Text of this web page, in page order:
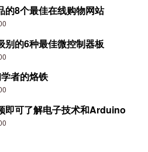
的8个最佳在线购物网站
别的6种最佳微控制器板
者的烙铁
即可了解电子技术和Arduino